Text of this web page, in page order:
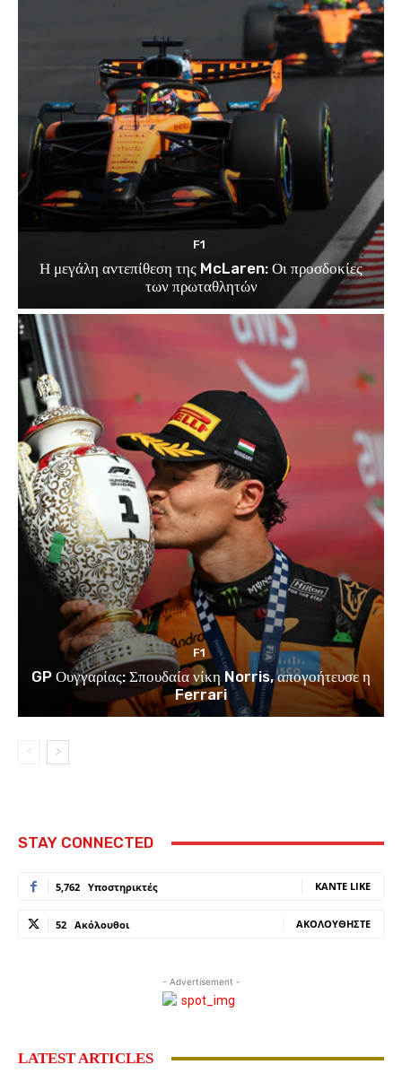
F1
Η μεγάλη αντεπίθεση της McLaren: Οι προσδοκίες
των πρωταθλητών
F1
GP Ουγγαρίας: Σπουδαία νίκη Norris, απογοήτευσε η
Ferrari
STAY CONNECTED
5,762 Υποστηρικτές ΚΆΝΤΕ LIKE
52 Ακόλουθοι ΑΚΟΛΟΥΘΉΣΤΕ
- Advertisement -
LATEST ARTICLES